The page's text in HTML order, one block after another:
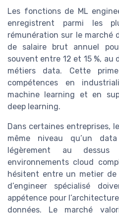
Les fonctions de ML
enregistrent parmi les
rémunération sur le marché
de salaire brut annuel
souvent entre 12 et 15 %, au
métiers data. Cette
compétences en
machine learning et en
deep learning.
Dans certaines entreprises,
même niveau qu’un
légèrement au dessus
environnements cloud
hésitent entre un metier
d’engineer spécialisé
appétence pour
données. Le marché